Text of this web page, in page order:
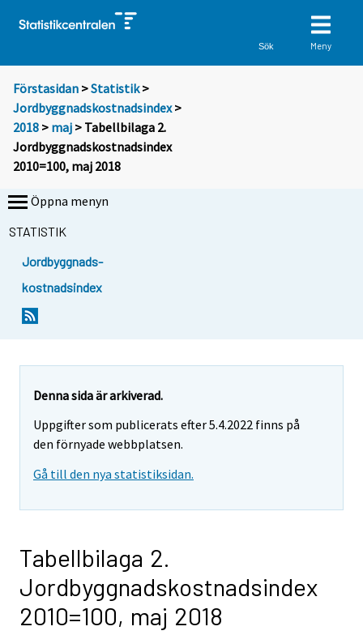
Sök Meny
Förstasidan >Statistik >
Jordbyggnadskostnadsindex>
2018 > maj > Tabellbilaga 2.
Jordbyggnadskostnadsindex
2010=100, maj 2018
Öppna menyn
STATISTIK
Jordbyggnads-
kostnadsindex
Denna sida är arkiverad.
Uppgifter som publicerats efter 5.4.2022 finns på
den förnyade webbplatsen.
Gå till den nya statistiksidan.
Tabellbilaga 2.
Jordbyggnadskostnadsindex
2010=100, maj 2018